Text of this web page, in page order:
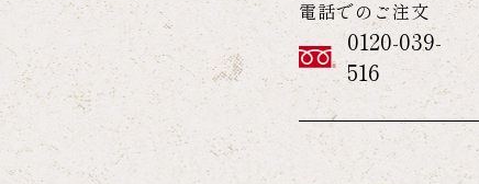
電話でのご注文
0120-039-
516